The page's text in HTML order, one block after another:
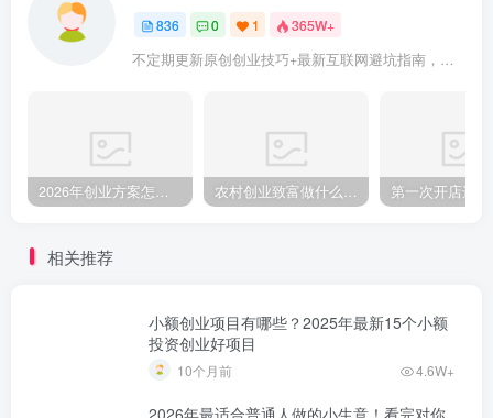
836 0 1 365W+
不定期更新原创创业技巧+最新互联网避坑指南，助力企业或者个人快速成功创业
相关推荐
小额创业项目有哪些？2025年最新15个小额
投资创业好项目
10个月前 4.6W+
2026年最适合普通人做的小生意！看完对你